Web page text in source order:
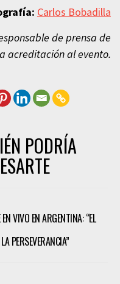
Carlos Bobadilla
de prensa de
acreditación al evento.
PODRÍA
EN VIVO EN ARGENTINA: “EL
PERSEVERANCIA”